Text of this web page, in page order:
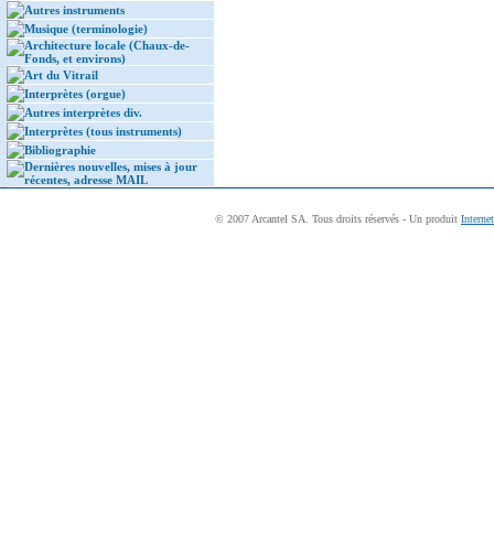
Autres instruments
Musique (terminologie)
Architecture locale (Chaux-de-
Fonds, et environs)
Art du Vitrail
Interprètes (orgue)
Autres interprètes div.
Interprètes (tous instruments)
Bibliographie
Dernières nouvelles, mises à jour
récentes, adresse MAIL
© 2007 Arcantel SA. Tous droits réservés - Un produit